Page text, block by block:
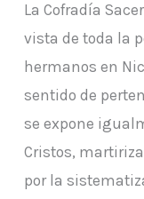
La Cofradía
vista de toda la
hermanos en
sentido de
se expone
Cristos,
por la